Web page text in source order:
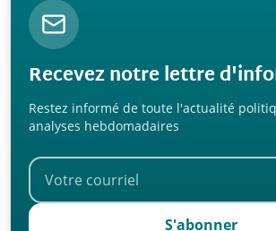
Recevez notre lettre
Restez informé de toute l'actualité
analyses hebdomadaires
S'abonner